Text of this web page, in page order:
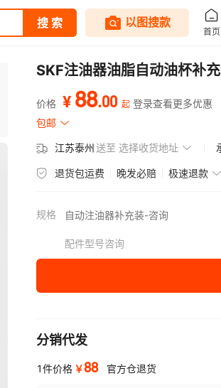
SKF注油器油脂自动油杯
价格 ¥ 88.00 起 登录查看更多优惠
包邮
江苏泰州送至 选择收货地址
退货包运费 晚发必赔 极速退款
规格 自动注油器补充装-咨询
配件型号咨询
分销代发
1件价格 ￥88 官方仓退货